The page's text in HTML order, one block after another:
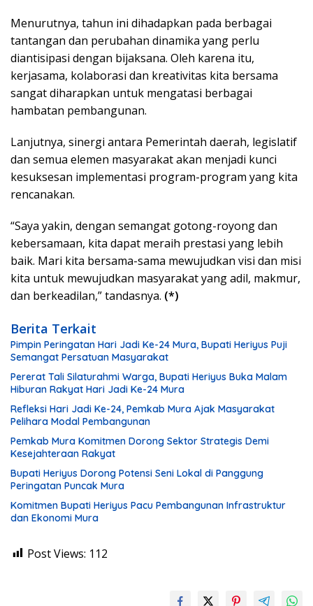
Menurutnya, tahun ini dihadapkan pada berbagai
tantangan dan perubahan dinamika yang perlu
diantisipasi dengan bijaksana. Oleh karena itu,
kerjasama, kolaborasi dan kreativitas kita bersama
sangat diharapkan untuk mengatasi berbagai
hambatan pembangunan.
Lanjutnya, sinergi antara Pemerintah daerah, legislatif
dan semua elemen masyarakat akan menjadi kunci
kesuksesan implementasi program-program yang kita
rencanakan.
“Saya yakin, dengan semangat gotong-royong dan
kebersamaan, kita dapat meraih prestasi yang lebih
baik. Mari kita bersama-sama mewujudkan visi dan misi
kita untuk mewujudkan masyarakat yang adil, makmur,
dan berkeadilan,” tandasnya. (*)
Berita Terkait
Pimpin Peringatan Hari Jadi Ke-24 Mura, Bupati Heriyus Puji
Semangat Persatuan Masyarakat
Pererat Tali Silaturahmi Warga, Bupati Heriyus Buka Malam
Hiburan Rakyat Hari Jadi Ke-24 Mura
Refleksi Hari Jadi Ke-24, Pemkab Mura Ajak Masyarakat
Pelihara Modal Pembangunan
Pemkab Mura Komitmen Dorong Sektor Strategis Demi
Kesejahteraan Rakyat
Bupati Heriyus Dorong Potensi Seni Lokal di Panggung
Peringatan Puncak Mura
Komitmen Bupati Heriyus Pacu Pembangunan Infrastruktur
dan Ekonomi Mura
Post Views: 112